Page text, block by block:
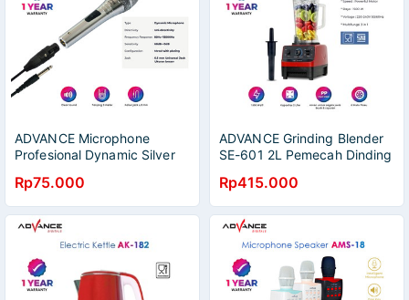
ADVANCE Microphone
Profesional Dynamic Silver
Rp75.000
ADVANCE Grinding Blender
SE-601 2L Pemecah Dinding
Dinding Pembuat Susu
Kedelai
Rp415.000